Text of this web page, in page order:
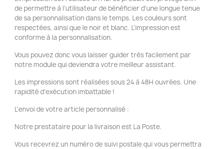
de permettre à l'utilisateur de bénéficier d'une longue tenue
de sa personnalisation dans le temps. Les couleurs sont
respectées, ainsi que le noir et blanc. L'impression est
conforme à la personnalisation.
Vous pouvez donc vous laisser guider très facilement par
notre module qui deviendra votre meilleur assistant.
Les impressions sont réalisées sous 24 à 48H ouvrées. Une
rapidité d'exécution imbattable !
L'envoi de votre article personnalisé :
Notre prestataire pour la livraison est La Poste.
Vous recevrez un numéro de suivi postale qui vous permettra